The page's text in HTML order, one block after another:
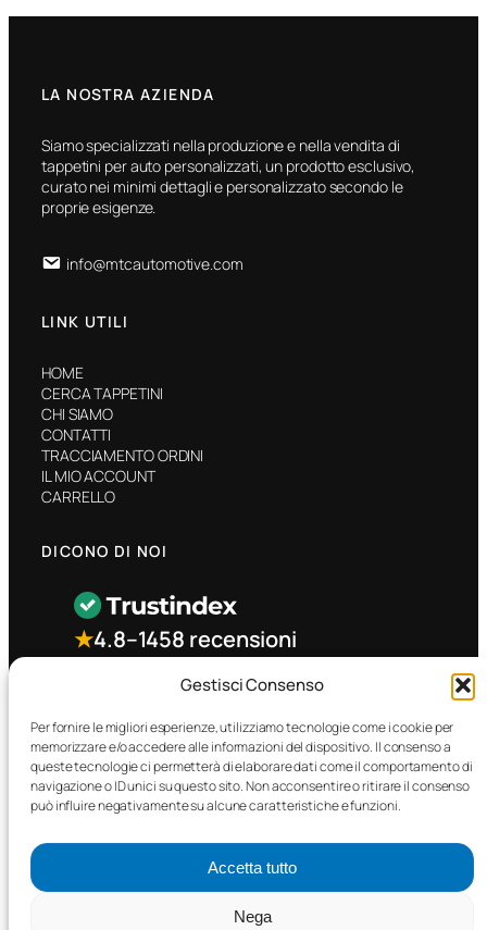
Gestisci Consenso
Per fornire le migliori esperienze, utilizziamo tecnologie come i cookie per
memorizzare e/o accedere alle informazioni del dispositivo. Il consenso a
queste tecnologie ci permetterà di elaborare dati come il comportamento di
navigazione o ID unici su questo sito. Non acconsentire o ritirare il consenso
può influire negativamente su alcune caratteristiche e funzioni.
Accetta tutto
Nega
LA NOSTRA AZIENDA
Siamo specializzati nella produzione e nella vendita di
tappetini per auto personalizzati, un prodotto esclusivo,
curato nei minimi dettagli e personalizzato secondo le
proprie esigenze.
info@mtcautomotive.com
LINK UTILI
HOME
CERCA TAPPETINI
CHI SIAMO
CONTATTI
TRACCIAMENTO ORDINI
IL MIO ACCOUNT
CARRELLO
DICONO DI NOI
★4.8–1458 recensioni
CONTATTO RAPIDO
Facebook